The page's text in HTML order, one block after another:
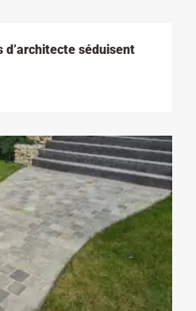
d’architecte séduisent